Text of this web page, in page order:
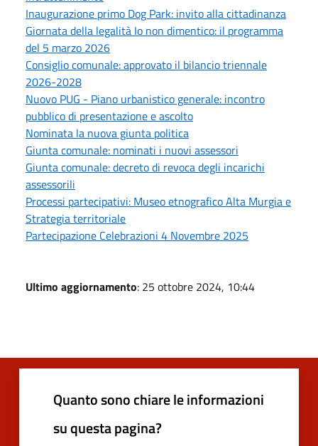
Inaugurazione primo Dog Park: invito alla cittadinanza
Giornata della legalità Io non dimentico: il programma
del 5 marzo 2026
Consiglio comunale: approvato il bilancio triennale
2026-2028
Nuovo PUG - Piano urbanistico generale: incontro
pubblico di presentazione e ascolto
Nominata la nuova giunta politica
Giunta comunale: nominati i nuovi assessori
Giunta comunale: decreto di revoca degli incarichi
assessorili
Processi partecipativi: Museo etnografico Alta Murgia e
Strategia territoriale
Partecipazione Celebrazioni 4 Novembre 2025
Ultimo aggiornamento: 25 ottobre 2024, 10:44
Quanto sono chiare le informazioni
su questa pagina?